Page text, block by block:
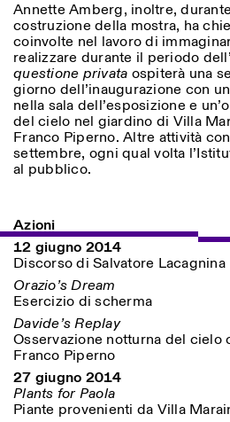
Designed by Dallas
Annette Amberg, inoltre,
costruzione della mostra, ha
coinvolte nel lavoro di
realizzare durante il periodo
questione privata ospiterà una
giorno dell’inaugurazione con
nella sala dell’esposizione e
del cielo nel giardino di Villa
Franco Piperno. Altre attività
settembre, ogni qual volta
al pubblico.
Azioni
12 giugno 2014
Discorso di Salvatore Lacagnina
Orazio’s Dream
Esercizio di scherma
Davide’s Replay
Osservazione notturna del cielo
Franco Piperno
27 giugno 2014
Plants for Paola
Piante provenienti da Villa